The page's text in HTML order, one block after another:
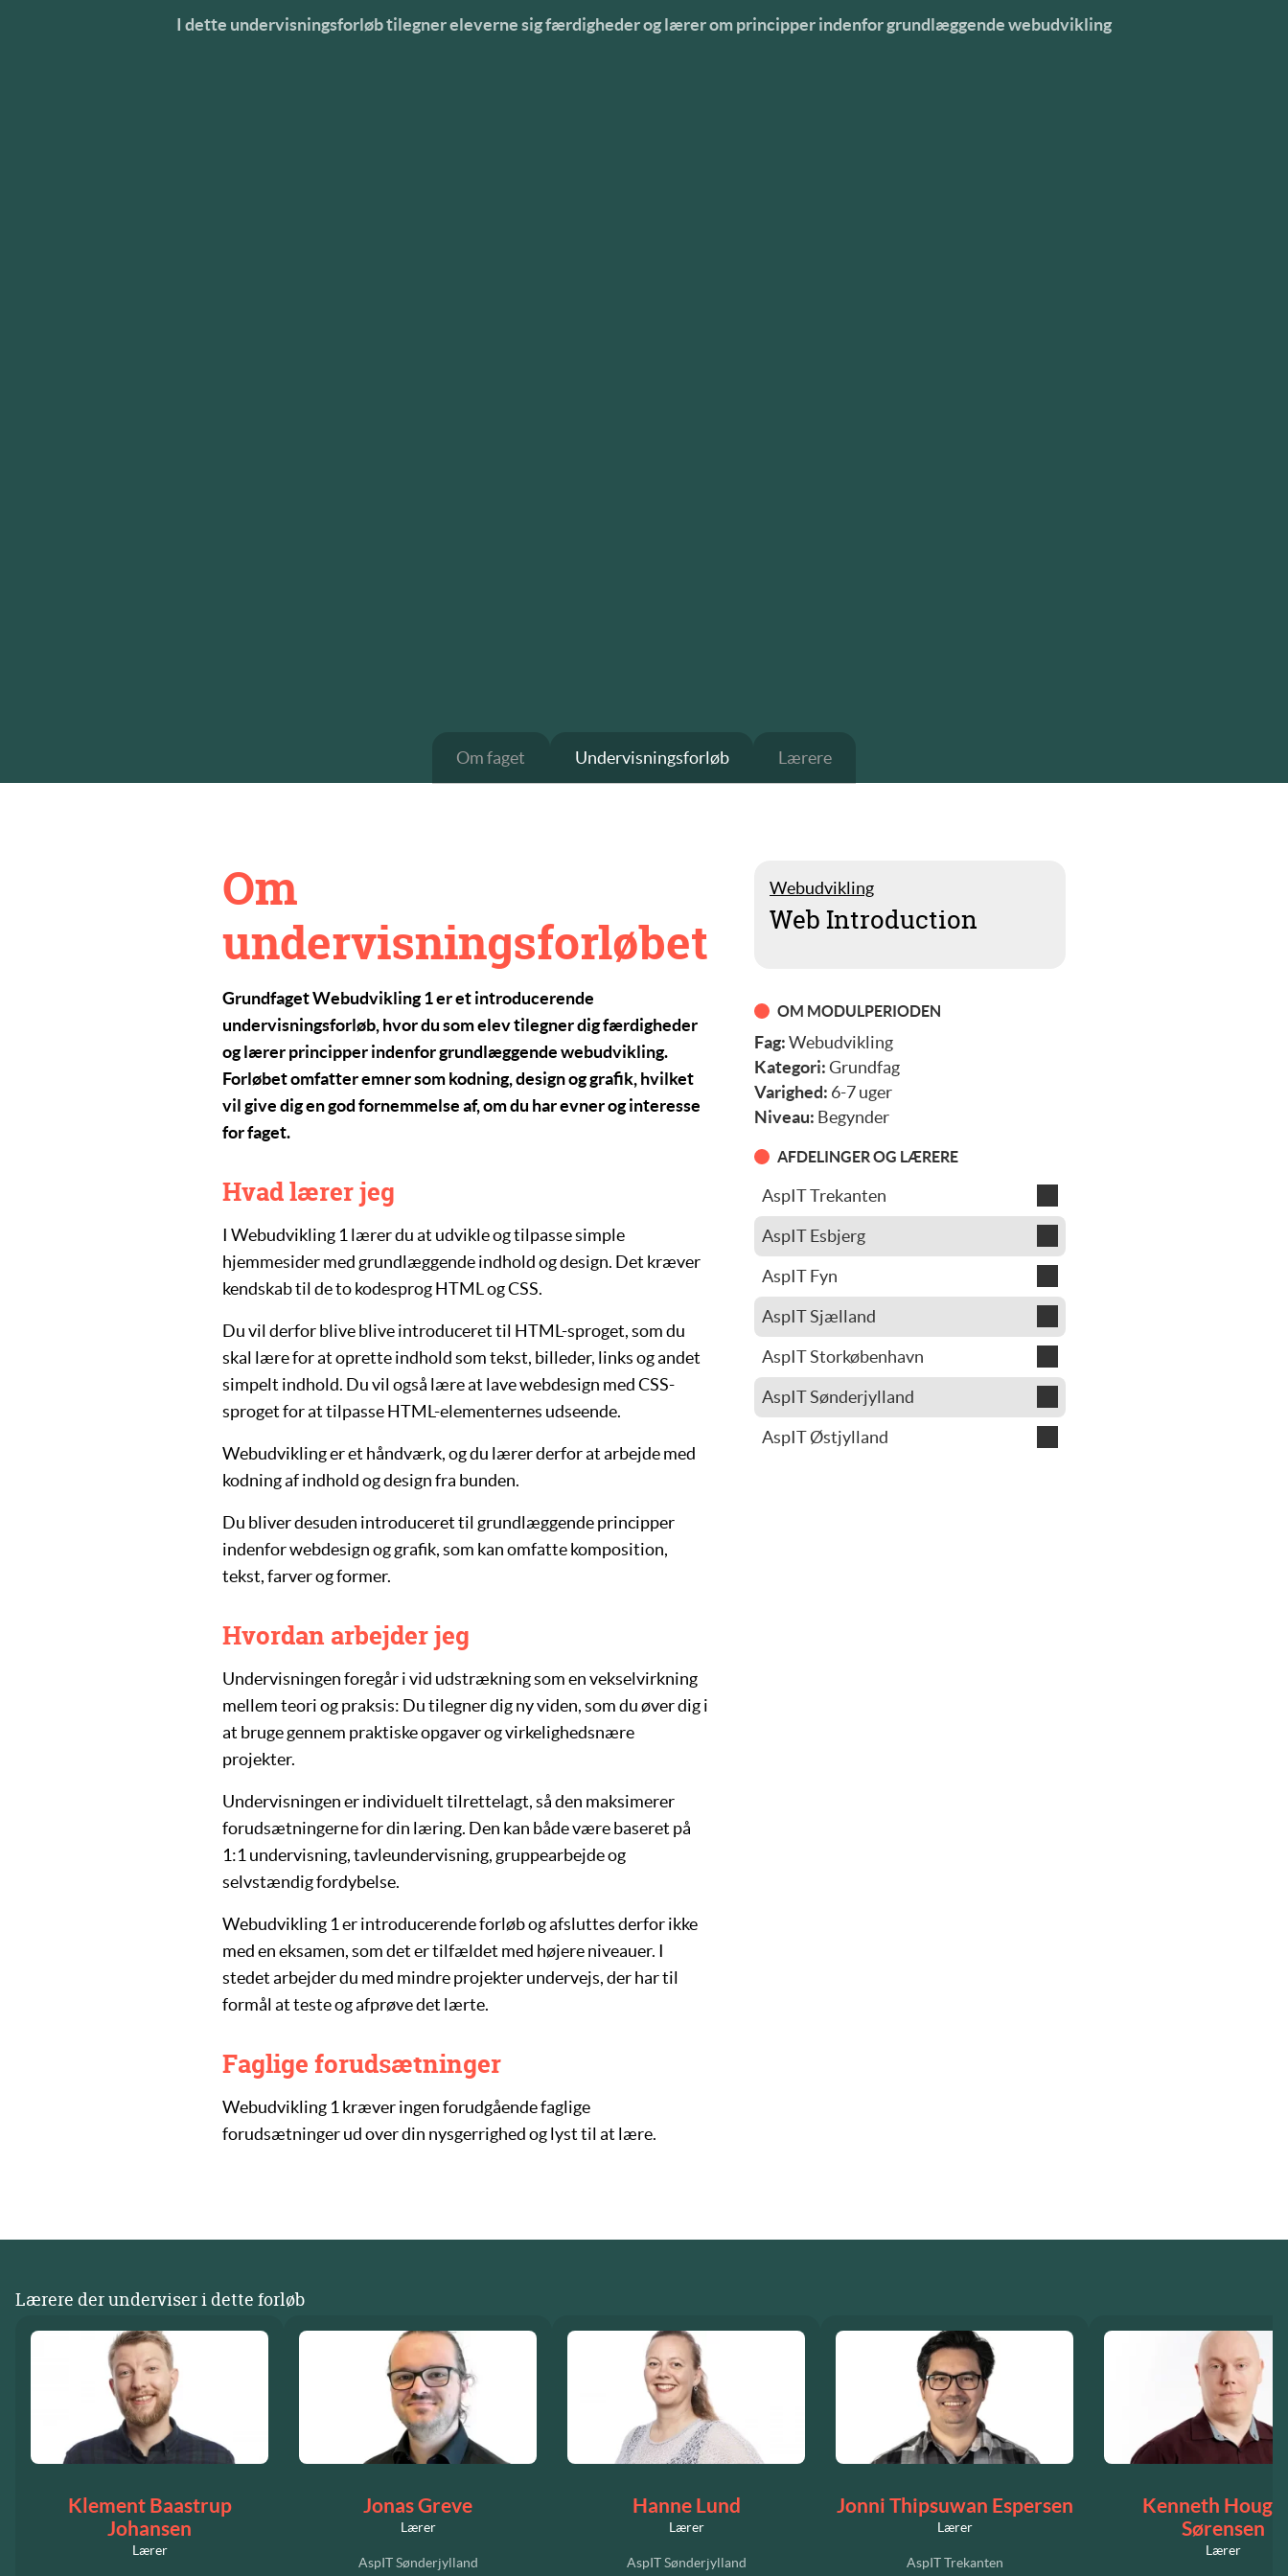
I dette undervisningsforløb tilegner eleverne sig færdigheder og lærer om principper indenfor grundlæggende webudvikling
Om faget Undervisningsforløb Lærere
Om
undervisningsforløbet
GrundfagetWebudvikling 1er et introducerende
undervisningsforløb, hvor du som elev tilegner dig færdigheder
og lærer principper indenfor grundlæggende webudvikling.
Forløbet omfatter emner som kodning, design og grafik, hvilket
vil give dig en god fornemmelse af, om du har evner og interesse
for faget.
Hvad lærer jeg
I Webudvikling 1 lærer du at udvikle og tilpasse simple
hjemmesider med grundlæggende indhold og design. Det kræver
kendskab til de to kodesprog HTML og CSS.
Du vil derfor blive blive introduceret til HTML-sproget, som du
skal lære for at oprette indhold som tekst, billeder, links og andet
simpelt indhold. Du vil også lære at lave webdesign med CSS-
sproget for at tilpasse HTML-elementernes udseende.
Webudvikling er et håndværk, og du lærer derfor at arbejde med
kodning af indhold og design fra bunden.
Du bliver desuden introduceret til grundlæggende principper
indenfor webdesign og grafik, som kan omfatte komposition,
tekst, farver og former.
Hvordan arbejder jeg
Undervisningen foregår i vid udstrækning som en vekselvirkning
mellem teori og praksis: Du tilegner dig ny viden, som du øver dig i
at bruge gennem praktiske opgaver og virkelighedsnære
projekter.
Undervisningen er individuelt tilrettelagt, så den maksimerer
forudsætningerne for din læring. Den kan både være baseret på
1:1 undervisning, tavleundervisning, gruppearbejde og
selvstændig fordybelse.
Webudvikling 1 er introducerende forløb og afsluttes derfor ikke
med en eksamen, som det er tilfældet med højere niveauer. I
stedet arbejder du med mindre projekter undervejs, der har til
formål at teste og afprøve det lærte.
Faglige forudsætninger
Webudvikling 1 kræver ingen forudgående faglige
forudsætninger ud over din nysgerrighed og lyst til at lære.
Webudvikling
Web Introduction
OM MODULPERIODEN
Fag: Webudvikling
Kategori: Grundfag
Varighed: 6-7 uger
Niveau: Begynder
AFDELINGER OG LÆRERE
AspIT Trekanten
Jonni Thipsuwan Espersen
Kenneth Hougård Sørensen
AspIT Esbjerg
Rasmus Hein Midjord
AspIT Fyn
Vivi B Haugaard
Sverre Kjørup Carlsson
Emil Wibe
AspIT Sjælland
Vivi B Haugaard
Sverre Kjørup Carlsson
Emil Wibe
AspIT Storkøbenhavn
Klement Baastrup Johansen
AspIT Sønderjylland
Jonas Greve
Hanne Lund
AspIT Østjylland
Lærere der underviser i dette forløb
Klement Baastrup
Johansen
Lærer
Jonas Greve
Lærer
AspIT Sønderjylland
Hanne Lund
Lærer
AspIT Sønderjylland
Jonni Thipsuwan Espersen
Lærer
AspIT Trekanten
Kenneth
Sørensen
Lærer